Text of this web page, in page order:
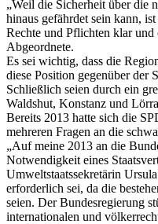
„Weil die Sicherheit über die
hinaus gefährdet sein kann,
Rechte und Pflichten klar und
Abgeordnete.
Es sei wichtig, dass die
diese Position gegenüber der
Schließlich seien durch ein
Waldshut, Konstanz und
Bereits 2013 hatte sich die
mehreren Fragen an die
„Auf meine 2013 an die
Notwendigkeit eines
Umweltstaatssekretärin
erforderlich sei, da die
seien. Der Bundesregierung
internationalen und